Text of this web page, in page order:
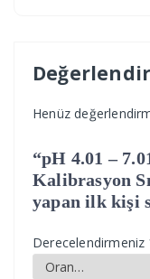
Henüz
“pH 4.01 –
Kalibrasyon
yapan ilk kişi
Derecelendirmeniz